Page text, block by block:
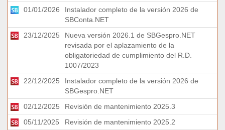
01/01/2026
Instalador completo de la versión 2026 de
SBConta.NET
23/12/2025
Nueva versión 2026.1 de SBGespro.NET
revisada por el aplazamiento de la
obligatoriedad de cumplimiento del R.D.
1007/2023
22/12/2025
Instalador completo de la versión 2026 de
SBGespro.NET
02/12/2025
Revisión de mantenimiento 2025.3
05/11/2025
Revisión de mantenimiento 2025.2